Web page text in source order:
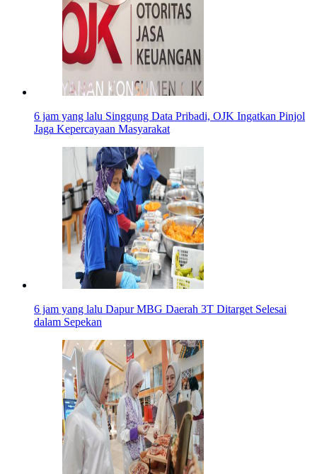
6 jam yang lalu Singgung Data Pribadi, OJK Ingatkan Pinjol
Jaga Kepercayaan Masyarakat
6 jam yang lalu Dapur MBG Daerah 3T Ditarget Selesai
dalam Sepekan